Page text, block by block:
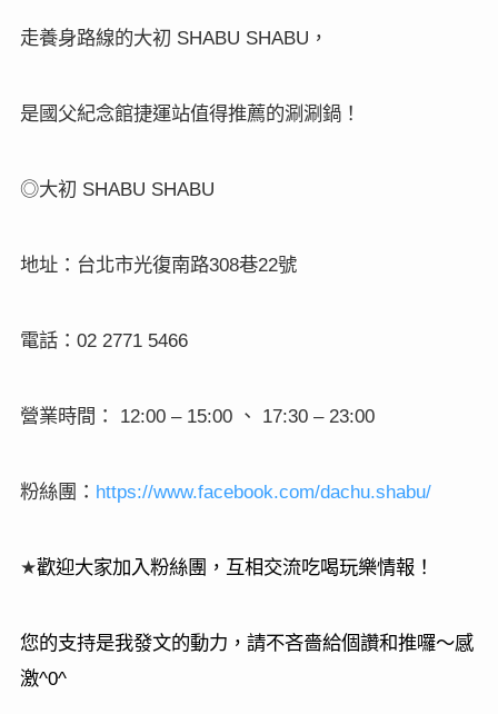
走養身路線的大初 SHABU SHABU ，
是國父紀念館捷運站值得推薦的涮涮鍋！
◎大初 SHABU SHABU
地址：台北市光復南路308巷22號
電話： 02 2771 5466
營業時間： 12:00 – 15:00 、 17:30 – 23:00
粉絲團： https://www.facebook.com/dachu.shabu/
★歡迎大家加入粉絲團，互相交流吃喝玩樂情報！
您的支持是我發文的動力，請不吝嗇給個讚和推囉～感
激^0^